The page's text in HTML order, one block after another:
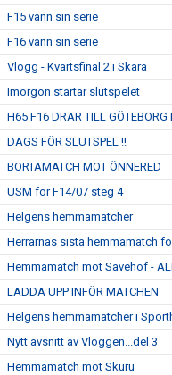
F15 vann sin serie
F16 vann sin serie
Vlogg - Kvartsfinal 2 i Skara
Imorgon startar slutspelet
H65 F16 DRAR TILL GÖTEBORG
DAGS FÖR SLUTSPEL !!
BORTAMATCH MOT ÖNNERED
USM för F14/07 steg 4
Helgens hemmamatcher
Herrarnas sista hemmamatch
Hemmamatch mot Sävehof -
LADDA UPP INFÖR MATCHEN
Helgens hemmamatcher i
Nytt avsnitt av Vloggen...del 3
Hemmamatch mot Skuru